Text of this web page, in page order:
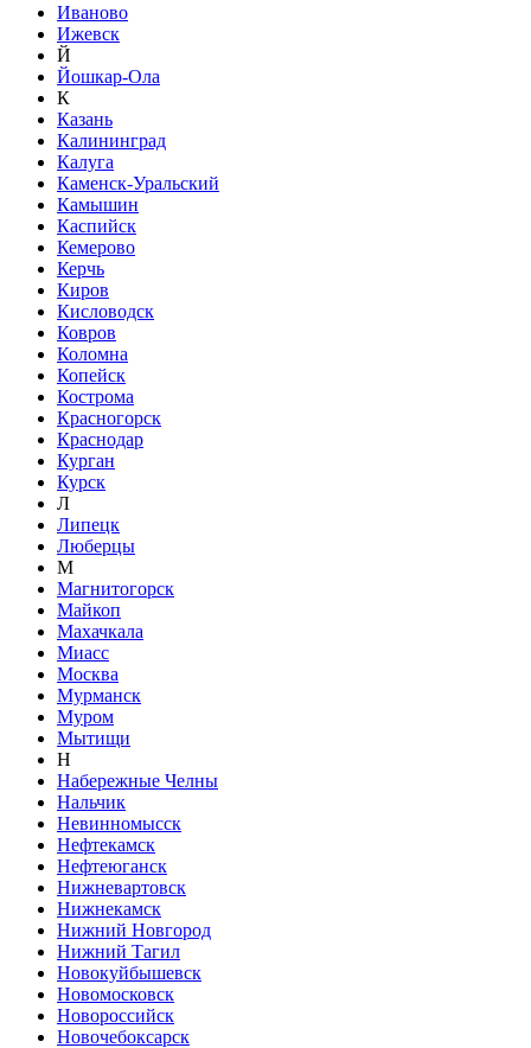
Иваново
Ижевск
Й
Йошкар-Ола
К
Казань
Калининград
Калуга
Каменск-Уральский
Камышин
Каспийск
Кемерово
Керчь
Киров
Кисловодск
Ковров
Коломна
Копейск
Кострома
Красногорск
Краснодар
Курган
Курск
Л
Липецк
Люберцы
М
Магнитогорск
Майкоп
Махачкала
Миасс
Москва
Мурманск
Муром
Мытищи
Н
Набережные Челны
Нальчик
Невинномысск
Нефтекамск
Нефтеюганск
Нижневартовск
Нижнекамск
Нижний Новгород
Нижний Тагил
Новокуйбышевск
Новомосковск
Новороссийск
Новочебоксарск